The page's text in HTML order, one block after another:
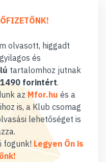
olvasott, higgadt
és
tartalomhoz jutnak
forintért.
az Mfor.hu és a
is, a Klub csomag
lehetőséget is
fogunk! Legyen Ön is